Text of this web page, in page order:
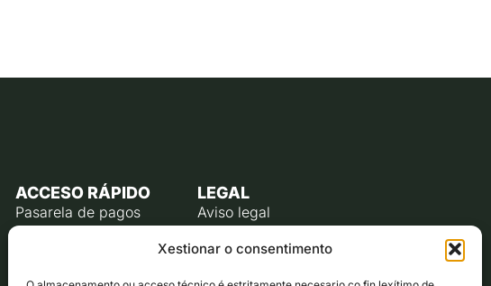
Xestionar o consentimento
ACCESO RÁPIDO
Pasarela de pagos
LEGAL
Aviso legal
Política de cookies (UE)